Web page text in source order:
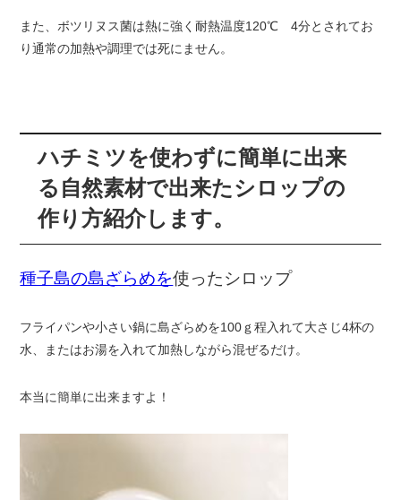
また、ボツリヌス菌は熱に強く耐熱温度120℃ 4分とされてお
り通常の加熱や調理では死にません。
ハチミツを使わずに簡単に出来
る自然素材で出来たシロップの
作り方紹介します。
種子島の島ざらめを使ったシロップ
フライパンや小さい鍋に島ざらめを100ｇ程入れて大さじ4杯の
水、またはお湯を入れて加熱しながら混ぜるだけ。
本当に簡単に出来ますよ！